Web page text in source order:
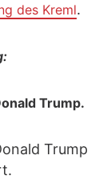
des Kreml.
Trump.
Trump